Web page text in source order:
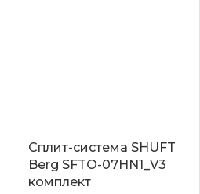
Сплит-система SHUFT
Berg SFTO-07HN1_V3
комплект